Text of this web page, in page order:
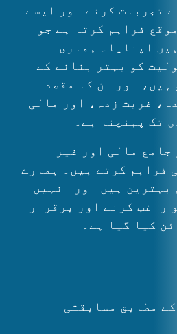
تجربات کرنے اور ایسے
فراہم کرتا ہے جو
اپنایا۔ ہماری
کو بہتر بنانے کے
ہیں، اور ان کا مقصد
غربت زدہ، اور مالی
تک پہنچنا ہے۔
جامع مالی اور غیر
فراہم کرتے ہیں۔ ہمارے
بہترین ہیں اور انہیں
راغب کرنے اور برقرار
کیا گیا ہے۔
مطابق مسابقتی